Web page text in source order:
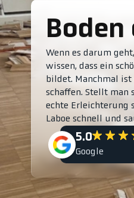
Wenn es darum
wissen, dass ein
bildet. Manchmal
schaffen. Stellt man
echte Erleichterung
Laboe schnell und
5.0
Google